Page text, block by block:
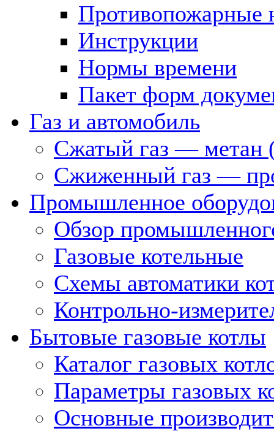
Противопожарные
Инструкции
Нормы времени
Пакет форм
Газ и автомобиль
Сжатый газ — метан
Сжиженный газ —
Промышленное
Обзор
Газовые котельные
Схемы автоматики
Контрольно-
Бытовые газовые котлы
Каталог газовых
Параметры газовых
Основные